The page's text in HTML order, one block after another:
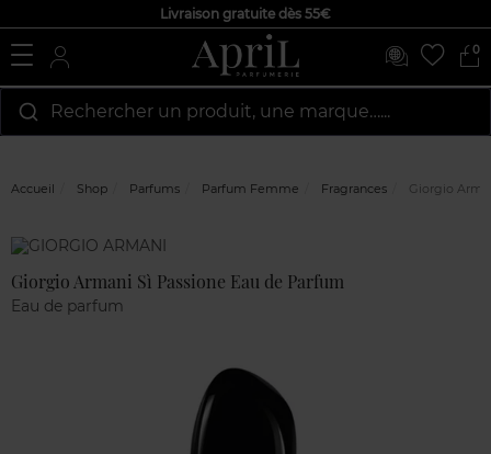
Livraison gratuite dès 55€
0
Rechercher un produit, une marque…...
Accueil Shop Parfums Parfum Femme Fragrances Giorgio
Marque
clients
Giorgio Armani Sì Passione Eau de Parfum
Eau de parfum